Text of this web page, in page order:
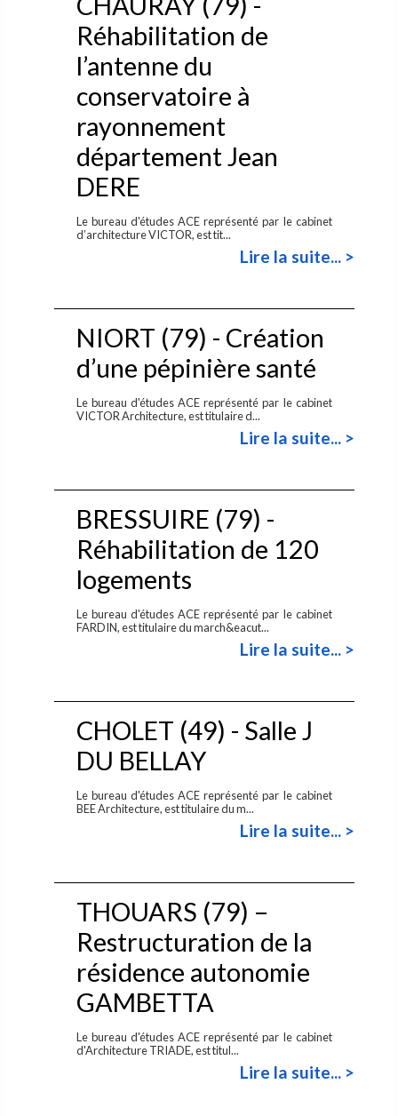
Réhabilitation de
l’antenne du
conservatoire à
rayonnement
département Jean
DERE
Le bureau d'études ACE représenté par le cabinet
d’architecture VICTOR, est tit...
Lire la suite... >
NIORT (79) - Création
d’une pépinière santé
Le bureau d'études ACE représenté par le cabinet
VICTOR Architecture, est titulaire d...
Lire la suite... >
BRESSUIRE (79) -
Réhabilitation de 120
logements
Le bureau d'études ACE représenté par le cabinet
FARDIN, est titulaire du march&eacut...
Lire la suite... >
CHOLET (49) - Salle J
DU BELLAY
Le bureau d'études ACE représenté par le cabinet
BEE Architecture, est titulaire du m...
Lire la suite... >
THOUARS (79) –
Restructuration de la
résidence autonomie
GAMBETTA
Le bureau d'études ACE représenté par le cabinet
d'Architecture TRIADE, est titul...
Lire la suite... >